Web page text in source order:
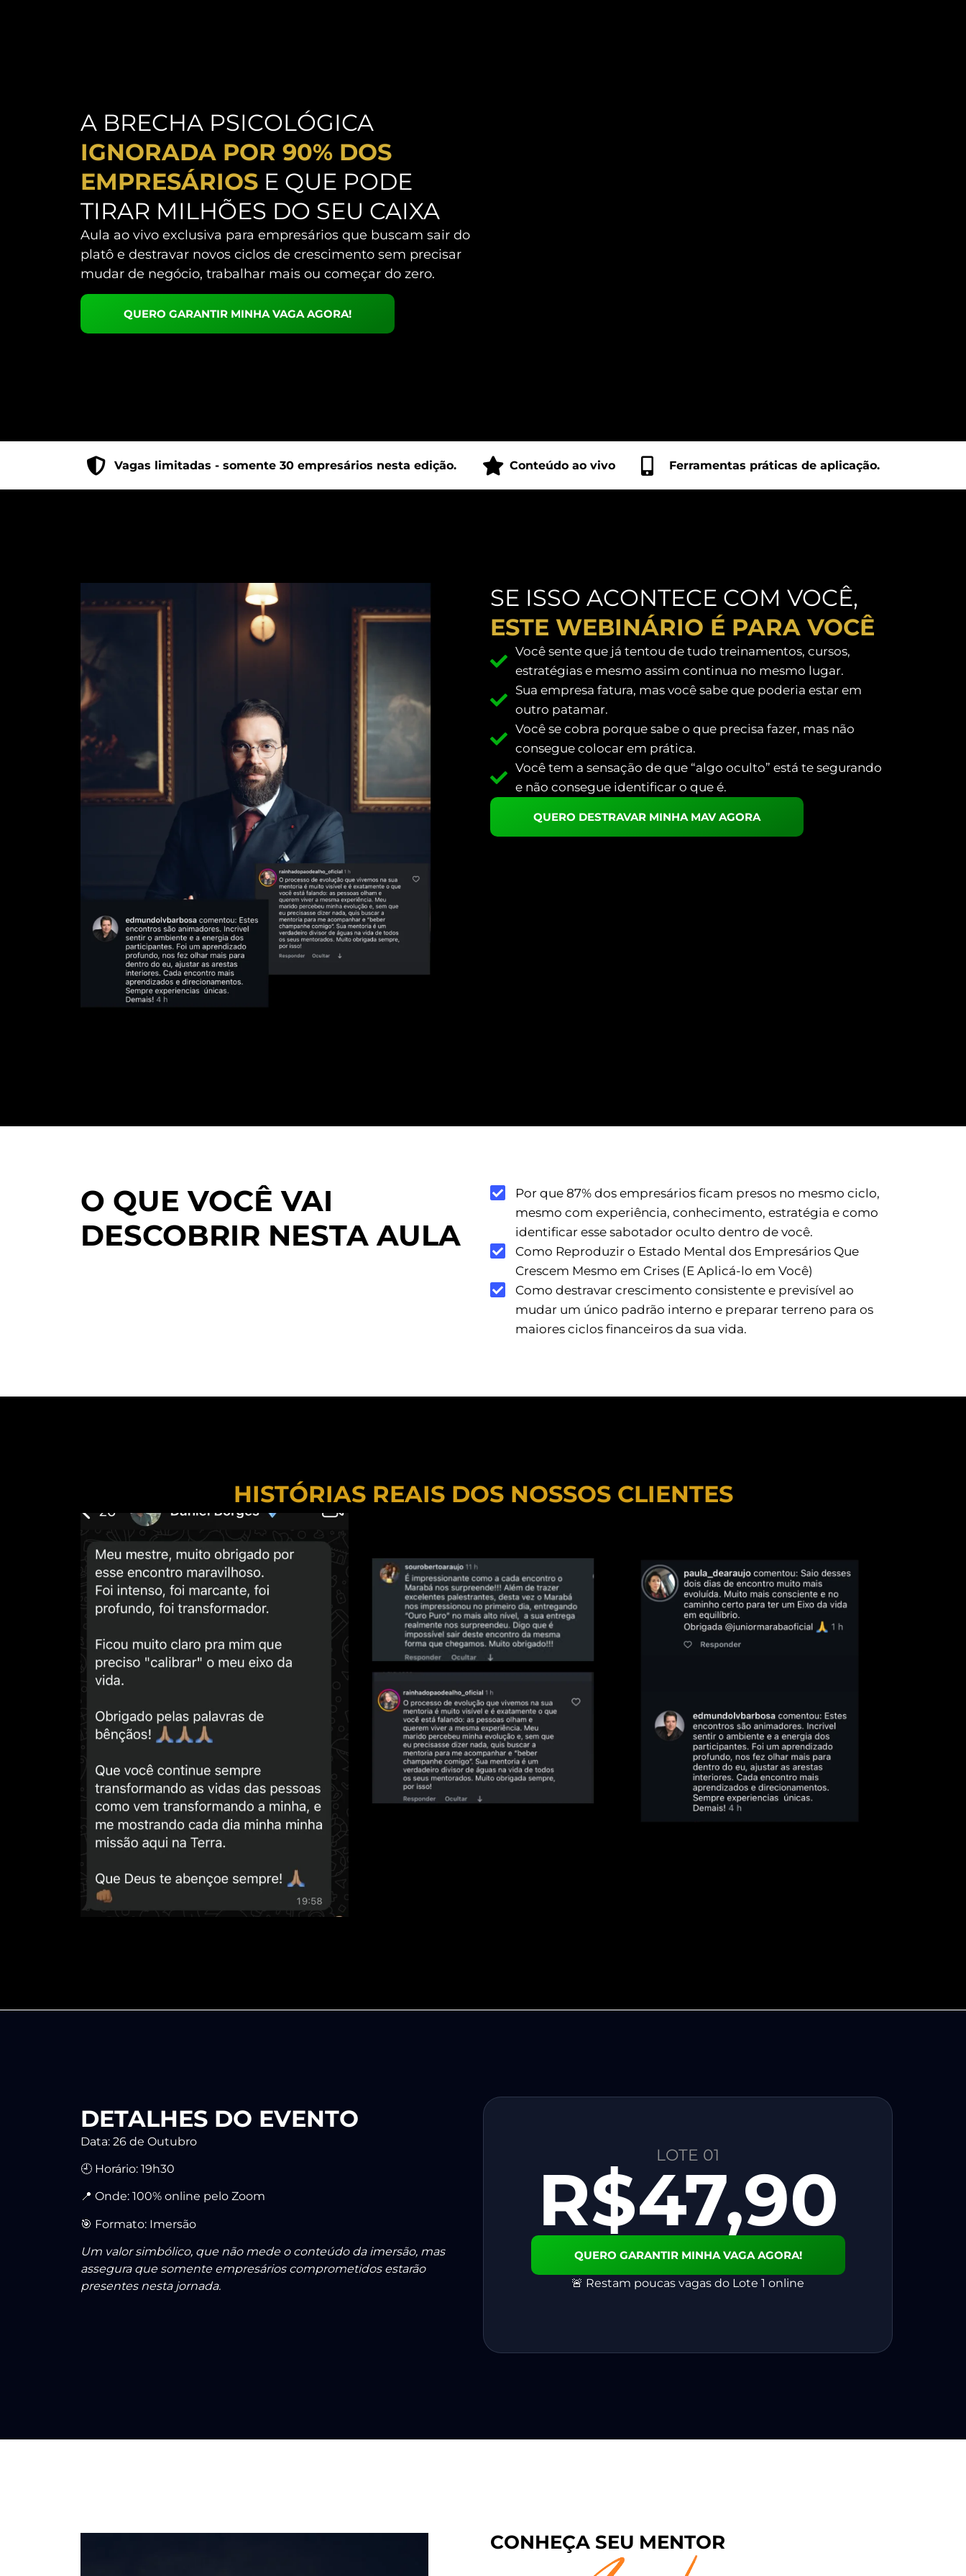
A BRECHA PSICOLÓGICA
IGNORADA POR 90% DOS
EMPRESÁRIOS E QUE PODE
TIRAR MILHÕES DO SEU CAIXA
Aula ao vivo exclusiva para empresários que buscam sair do
platô e destravar novos ciclos de crescimento sem precisar
mudar de negócio, trabalhar mais ou começar do zero.
QUERO GARANTIR MINHA VAGA AGORA!
Vagas limitadas - somente 30 empresários nesta edição. Conteúdo ao vivo Ferramentas práticas de aplicação.
SE ISSO ACONTECE COM VOCÊ,
ESTE WEBINÁRIO É PARA VOCÊ
Você sente que já tentou de tudo treinamentos, cursos,
estratégias e mesmo assim continua no mesmo lugar.
Sua empresa fatura, mas você sabe que poderia estar em
outro patamar.
Você se cobra porque sabe o que precisa fazer, mas não
consegue colocar em prática.
Você tem a sensação de que “algo oculto” está te segurando
e não consegue identificar o que é.
QUERO DESTRAVAR MINHA MAV AGORA
O QUE VOCÊ VAI
DESCOBRIR NESTA AULA
Por que 87% dos empresários ficam presos no mesmo ciclo,
mesmo com experiência, conhecimento, estratégia e como
identificar esse sabotador oculto dentro de você.
Como Reproduzir o Estado Mental dos Empresários Que
Crescem Mesmo em Crises (E Aplicá-lo em Você)
Como destravar crescimento consistente e previsível ao
mudar um único padrão interno e preparar terreno para os
maiores ciclos financeiros da sua vida.
HISTÓRIAS REAIS DOS NOSSOS CLIENTES
DETALHES DO EVENTO
Data: 26 de Outubro
🕘 Horário: 19h30
📍 Onde: 100% online pelo Zoom
🎯 Formato: Imersão
Um valor simbólico, que não mede o conteúdo da imersão, mas
assegura que somente empresários comprometidos estarão
presentes nesta jornada.
LOTE 01
R$47,90
QUERO GARANTIR MINHA VAGA AGORA!
🚨 Restam poucas vagas do Lote 1 online
CONHEÇA SEU MENTOR